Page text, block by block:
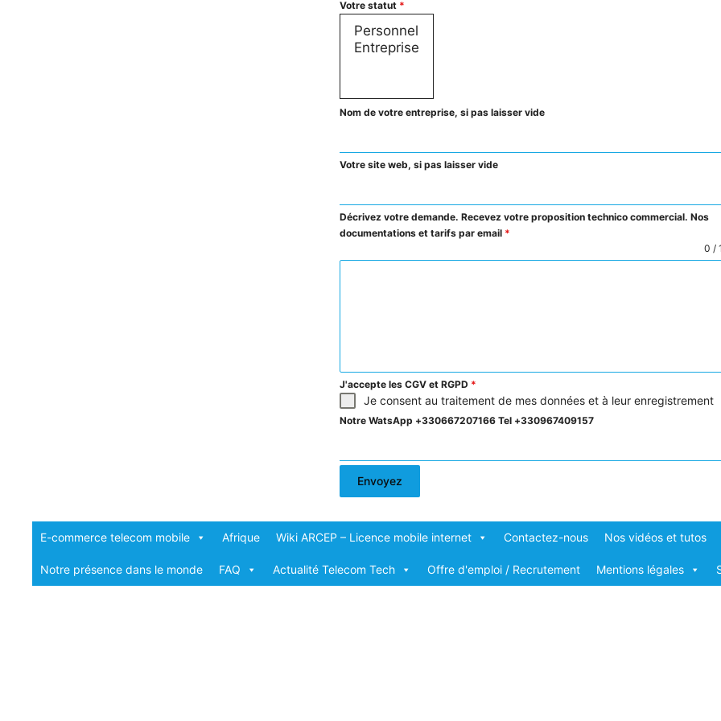
Votre statut *
Nom de votre entreprise, si pas laisser vide
Votre site web, si pas laisser vide
Décrivez votre demande. Recevez votre proposition technico commercial. Nos
documentations et tarifs par email *
0 /
J'accepte les CGV et RGPD *
Je consent au traitement de mes données et à leur enregistrement
Notre WatsApp +330667207166 Tel +330967409157
Envoyez
E-commerce telecom mobile Afrique Wiki ARCEP – Licence mobile internet Contactez-nous Nos vidéos et tutos
Notre présence dans le monde FAQ Actualité Telecom Tech Offre d'emploi / Recrutement Mentions légales